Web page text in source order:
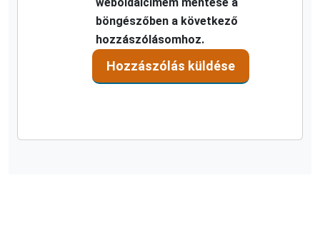
böngészőben a következő
hozzászólásomhoz.